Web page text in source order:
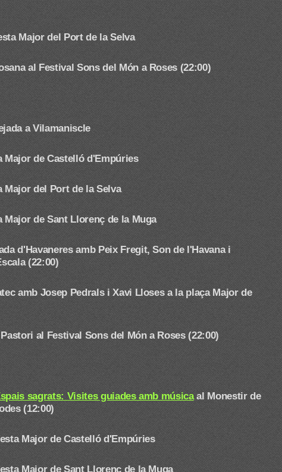
Major del Port de la Selva
al Festival Sons del Món a Roses (22:00)
a Vilamaniscle
Major de Castelló d'Empúries
Major del Port de la Selva
Major de Sant Llorenç de la Muga
d'Havaneres amb Peix Fregit, Son de l'Havana i
(22:00)
amb Josep Pedrals i Xavi Lloses a la plaça Major de
al Festival Sons del Món a Roses (22:00)
sagrats: Visites guiades amb músicaal Monestir de
(12:00)
Major de Castelló d'Empúries
Major de Sant Llorenç de la Muga